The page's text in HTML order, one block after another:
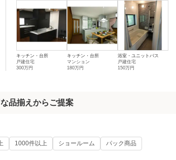
キッチン・台所
戸建住宅
300万円
キッチン・台所
マンション
180万円
浴室・ユニットバス
戸建住宅
150万円
品揃えからご提案
1000件以上 ショールーム パック商品